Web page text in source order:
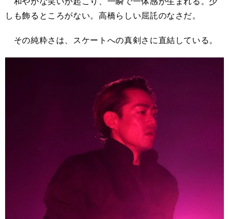
しも飾るところがない。高橋らしい屈託のなさだ。
その純粋さは、スケートへの真剣さに直結している。